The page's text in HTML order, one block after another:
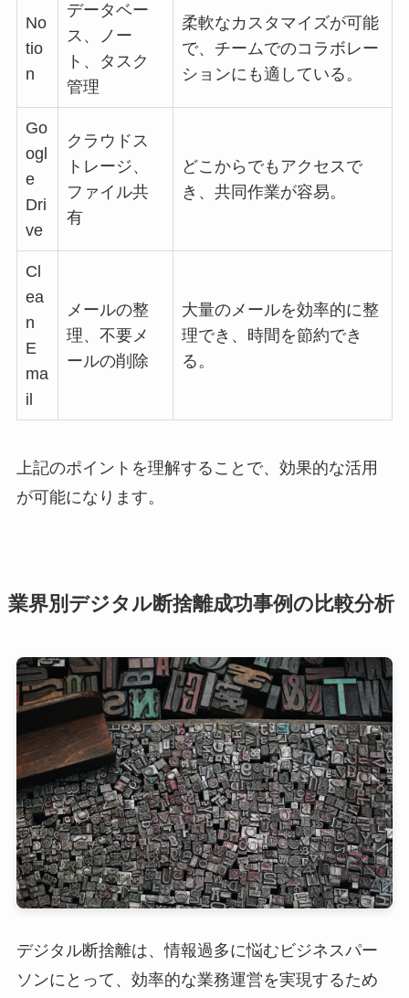
No
tio
n
データベー
ス、ノー
ト、タスク
管理
柔軟なカスタマイズが可能
で、チームでのコラボレー
ションにも適している。
Go
ogl
e
Dri
ve
クラウドス
トレージ、
ファイル共
有
どこからでもアクセスで
き、共同作業が容易。
Cl
ea
n
E
ma
il
メールの整
理、不要メ
ールの削除
大量のメールを効率的に整
理でき、時間を節約でき
る。
上記のポイントを理解することで、効果的な活用
が可能になります。
業界別デジタル断捨離成功事例の比較分析
デジタル断捨離は、情報過多に悩むビジネスパー
ソンにとって、効率的な業務運営を実現するため